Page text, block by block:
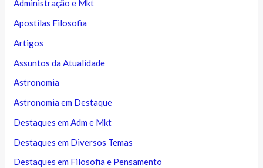
Administração e Mkt
Apostilas Filosofia
Artigos
Assuntos da Atualidade
Astronomia
Astronomia em Destaque
Destaques em Adm e Mkt
Destaques em Diversos Temas
Destaques em Filosofia e Pensamento